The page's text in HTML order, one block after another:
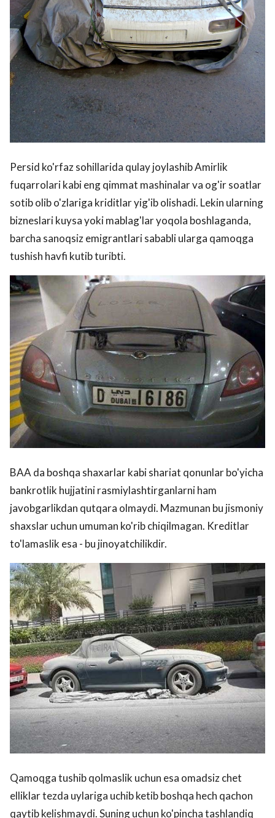
Persid ko'rfaz sohillarida qulay joylashib Amirlik
fuqarrolari kabi eng qimmat mashinalar va og'ir soatlar
sotib olib o'zlariga kriditlar yig'ib olishadi. Lekin ularning
bizneslari kuysa yoki mablag'lar yoqola boshlaganda,
barcha sanoqsiz emigrantlari sababli ularga qamoqga
tushish havfi kutib turibti.
BAA da boshqa shaxarlar kabi shariat qonunlar bo'yicha
bankrotlik hujjatini rasmiylashtirganlarni ham
javobgarlikdan qutqara olmaydi. Mazmunan bu jismoniy
shaxslar uchun umuman ko'rib chiqilmagan. Kreditlar
to'lamaslik esa - bu jinoyatchilikdir.
Qamoqga tushib qolmaslik uchun esa omadsiz chet
elliklar tezda uylariga uchib ketib boshqa hech qachon
qaytib kelishmaydi. Suning uchun ko'pincha tashlandiq